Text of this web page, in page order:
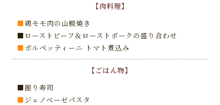
【肉料理】
■鶏モモ肉の山椒焼き
■ローストビーフ＆ローストポークの盛り合わせ
■ ポルペッティーニ トマト煮込み
【ごはん物】
■握り寿司
■ ジェノベーゼパスタ